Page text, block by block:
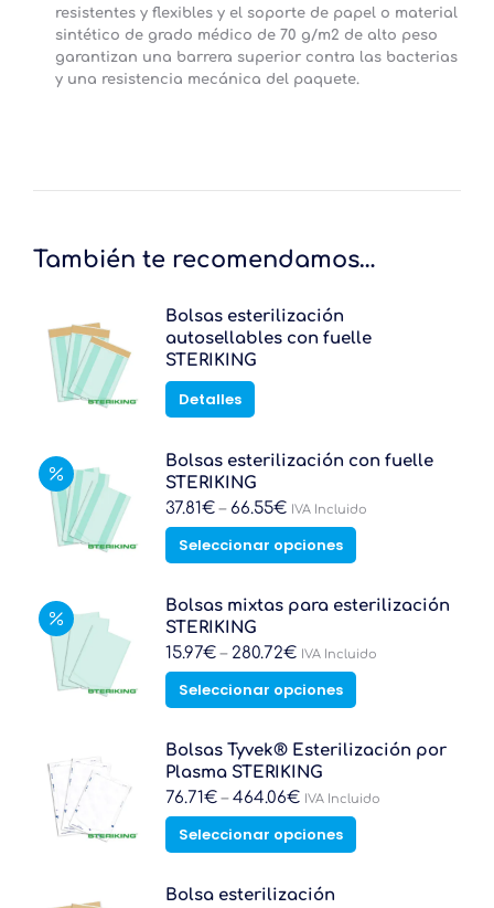
resistentes y flexibles y el soporte de papel o material
sintético de grado médico de 70 g/m2 de alto peso
garantizan una barrera superior contra las bacterias
y una resistencia mecánica del paquete.
También te recomendamos…
Bolsas esterilización
autosellables con fuelle
STERIKING
Detalles
Este
producto
múltiples
variantes.
Las
se
pueden
en
la
página
producto
Bolsas esterilización con fuelle
STERIKING
37.81€– 66.55€ IVA Incluido
Seleccionar opciones
Este
producto
múltiples
Las
en
página
de
producto
Bolsas mixtas para esterilización
STERIKING
15.97€– 280.72€ IVA Incluido
Seleccionar opciones
Este
producto
múltiples
Las
Bolsas Tyvek® Esterilización por
Plasma STERIKING
76.71€–464.06€ IVA Incluido
Seleccionar opciones
Este
producto
Bolsa esterilización